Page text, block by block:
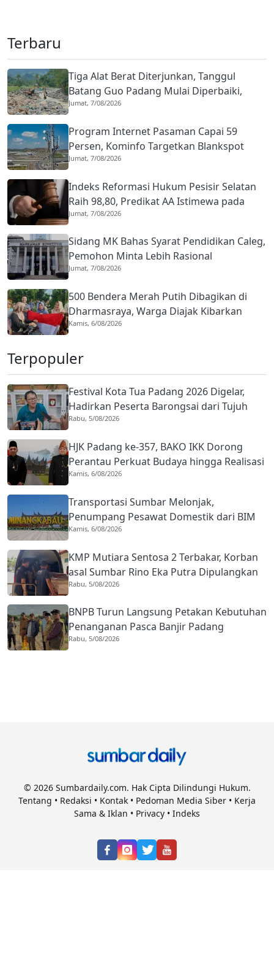
Terbaru
Tiga Alat Berat Diterjunkan, Tanggul
Batang Guo Padang Mulai Diperbaiki,
Warga Kuranji Bernapas Lega
Jumat, 7/08/2026
Program Internet Pasaman Capai 59
Persen, Kominfo Targetkan Blankspot
Tuntas Lima Tahun
Jumat, 7/08/2026
Indeks Reformasi Hukum Pesisir Selatan
Raih 98,80, Predikat AA Istimewa pada
2026
Jumat, 7/08/2026
Sidang MK Bahas Syarat Pendidikan Caleg,
Pemohon Minta Lebih Rasional
Jumat, 7/08/2026
500 Bendera Merah Putih Dibagikan di
Dharmasraya, Warga Diajak Kibarkan
hingga 31 Agustus 2026
Kamis, 6/08/2026
Terpopuler
Festival Kota Tua Padang 2026 Digelar,
Hadirkan Peserta Barongsai dari Tujuh
Negara
Rabu, 5/08/2026
HJK Padang ke-357, BAKO IKK Dorong
Perantau Perkuat Budaya hingga Realisasi
Kota Gastronomi
Kamis, 6/08/2026
Transportasi Sumbar Melonjak,
Penumpang Pesawat Domestik dari BIM
Naik Hampir 33 Persen
Kamis, 6/08/2026
KMP Mutiara Sentosa 2 Terbakar, Korban
asal Sumbar Rino Eka Putra Dipulangkan
ke Agam
Rabu, 5/08/2026
BNPB Turun Langsung Petakan Kebutuhan
Penanganan Pasca Banjir Padang
Rabu, 5/08/2026
© 2026 Sumbardaily.com. Hak Cipta Dilindungi Hukum.
Tentang • Redaksi • Kontak • Pedoman Media Siber • Kerja
Sama & Iklan • Privacy • Indeks